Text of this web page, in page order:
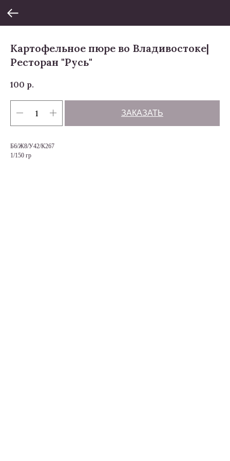
Картофельное пюре во Владивостоке|
Ресторан "Русь"
100 р.
ЗАКАЗАТЬ
Б6/Ж8/У42/К267
1/150 гр